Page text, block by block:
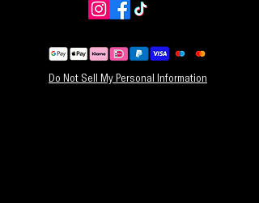
Do Not Sell My Personal Information